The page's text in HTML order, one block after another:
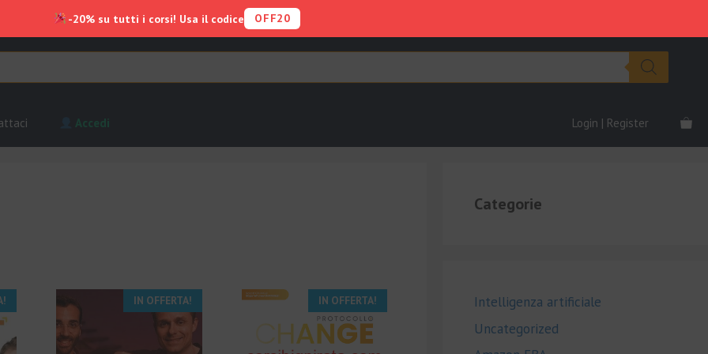
Accedi Login | Register
IN OFFERTA! IN OFFERTA!
Categorie
Intelligenza artificiale
Uncategorized
-20% su tutti i corsi! Usa il codice OFF20